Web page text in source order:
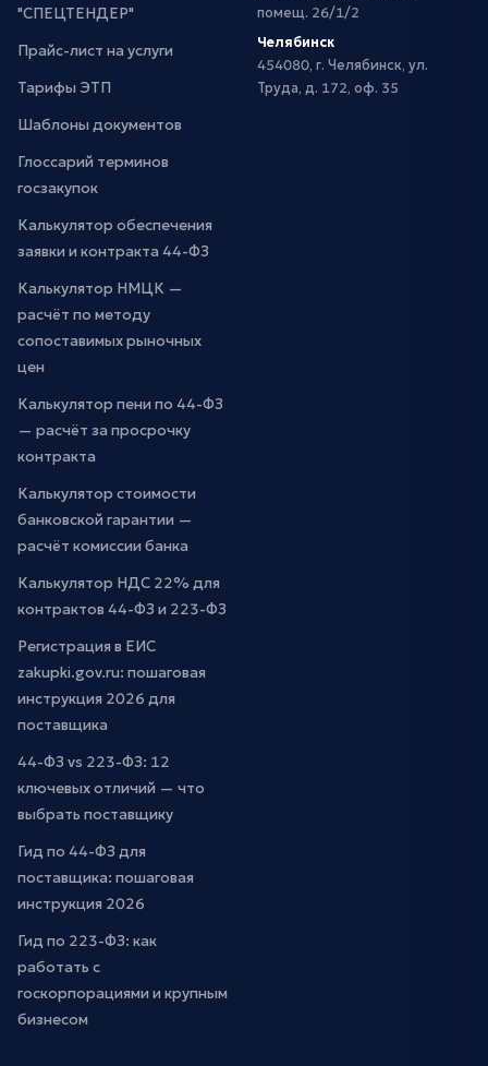
"СПЕЦТЕНДЕР"
Прайс-лист на услуги
Тарифы ЭТП
Шаблоны документов
Глоссарий терминов
госзакупок
Калькулятор обеспечения
заявки и контракта 44-ФЗ
Калькулятор НМЦК —
расчёт по методу
сопоставимых рыночных
цен
Калькулятор пени по 44-ФЗ
— расчёт за просрочку
контракта
Калькулятор стоимости
банковской гарантии —
расчёт комиссии банка
Калькулятор НДС 22% для
контрактов 44-ФЗ и 223-ФЗ
Регистрация в ЕИС
zakupki.gov.ru: пошаговая
инструкция 2026 для
поставщика
44-ФЗ vs 223-ФЗ: 12
ключевых отличий — что
выбрать поставщику
Гид по 44-ФЗ для
поставщика: пошаговая
инструкция 2026
Гид по 223-ФЗ: как
работать с
госкорпорациями и крупным
бизнесом
помещ. 26/1/2
Челябинск
454080, г. Челябинск, ул.
Труда, д. 172, оф. 35